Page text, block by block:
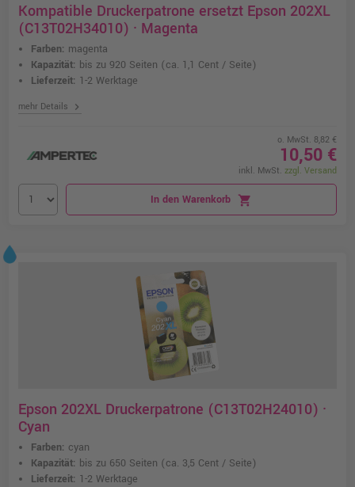
Kompatible Druckerpatrone ersetzt Epson 202XL
(C13T02H34010) · Magenta
Farben: magenta
Kapazität: bis zu 920 Seiten (ca. 1,1 Cent / Seite)
Lieferzeit: 1-2 Werktage
mehr Details chevron_right
o. MwSt. 8,82 €
10,50 €
inkl. MwSt. zzgl. Versand
In den Warenkorb shopping_cart
Epson 202XL Druckerpatrone (C13T02H24010) ·
Cyan
Farben: cyan
Kapazität: bis zu 650 Seiten (ca. 3,5 Cent / Seite)
Lieferzeit: 1-2 Werktage